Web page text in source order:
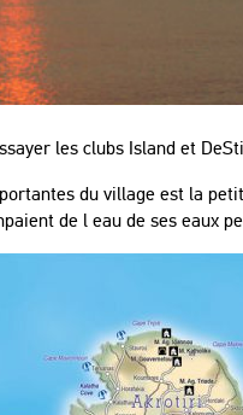
les clubs Island et
du village est la
de l eau de ses eaux